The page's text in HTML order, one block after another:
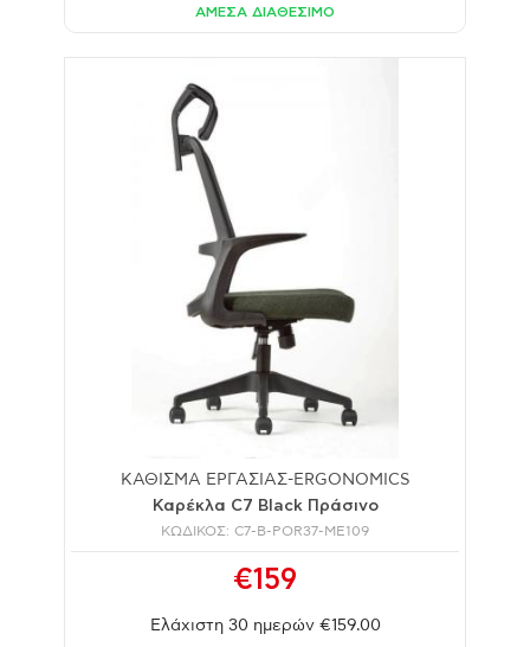
ΑΜΕΣΑ ΔΙΑΘΕΣΙΜΟ
ΚΑΘΙΣΜΑ ΕΡΓΑΣΙΑΣ-ERGONOMICS
Καρέκλα C7 Black Πράσινο
ΚΩΔΙΚΟΣ: C7-B-POR37-ME109
€159
Ελάχιστη 30 ημερών €159.00